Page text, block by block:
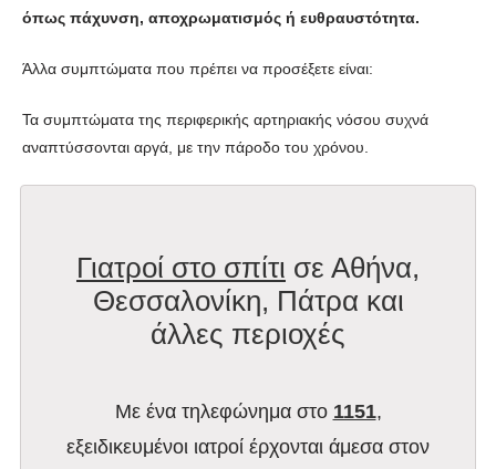
όπως πάχυνση, αποχρωματισμός ή ευθραυστότητα.
Άλλα συμπτώματα που πρέπει να προσέξετε είναι:
Τα συμπτώματα της περιφερικής αρτηριακής νόσου συχνά
αναπτύσσονται αργά, με την πάροδο του χρόνου.
Γιατροί στο σπίτι σε Αθήνα,
Θεσσαλονίκη, Πάτρα και
άλλες περιοχές
Με ένα τηλεφώνημα στο 1151,
εξειδικευμένοι ιατροί έρχονται άμεσα στον